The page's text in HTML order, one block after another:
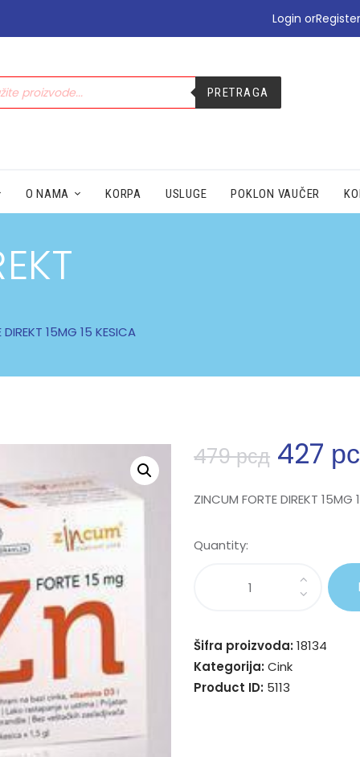
Login orRegister
PRETRAGA
O NAMA KORPA USLUGE POKLON VAUČER
15MG 15 KESICA
•NEGA | LEPOTA
•SEZONSKI PROIZVODI
479рсд 427
ZINCUM FORTE DIREKT 15MG
Quantity:
Šifra proizvoda:18134
Kategorija:Cink
Product ID: 5113